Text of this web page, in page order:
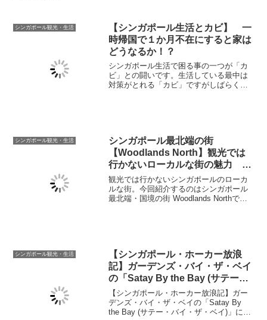
シンガポール観光・生活
【シンガポール生活とカビ】 一
時帰国で１か月不在にすると家は
どうなるか！？
シンガポール生活で困る事の一つが「カ
ビ」との闘いです。生活している最中は
対策がとれる「カビ」ですがしばらく住
シンガポール観光・生活
シンガポール最北端の街
【Woodlands North】観光では
行かないローカルな街の魅力
（高画質動画あります）
観光では行かないシンガポールのローカ
ルな街。今回紹介するのはシンガポール
最北端・国境の街 Woodlands Northで
シンガポール観光・生活
【シンガポール・ホーカー放浪
記】ガーデンズ・バイ・ザ・ベイ
の「Satay By the Bay (サテー・
バイ・ザ・ベイ)」に行ってみ
た。 在住者が紹介するシンガポ
ール
【シンガポール・ホーカー放浪記】ガー
デンズ・バイ・ザ・ベイの「Satay By
the Bay (サテー・バイ・ザ・ベイ)」に行